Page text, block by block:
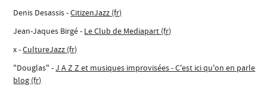
Denis Desassis -CitizenJazz (fr)
Jean-Jaques Birgé - Le Club de Mediapart (fr)
x -CultureJazz (fr)
"Douglas" -J A Z Z et musiques improvisées - C'est ici qu'on en parle
blog (fr)